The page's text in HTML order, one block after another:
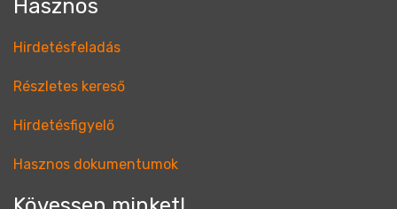
Hasznos
Hirdetésfeladás
Részletes kereső
Hirdetésfigyelő
Hasznos dokumentumok